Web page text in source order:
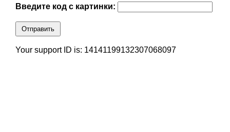
Введите код с картинки:
Отправить
Your support ID is: 14141199132307068097